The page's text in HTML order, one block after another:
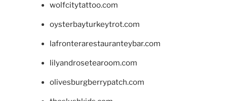
wolfcitytattoo.com
oysterbayturkeytrot.com
lafronterarestauranteybar.com
lilyandrosetearoom.com
olivesburgberrypatch.com